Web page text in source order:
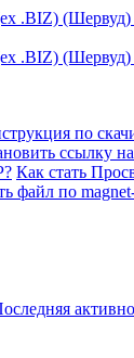
по
ссылку
Как стать
файл по